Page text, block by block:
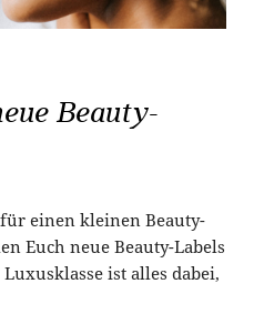
Beauty-
einen kleinen Beauty-
Euch neue Beauty-Labels
ist alles dabei,